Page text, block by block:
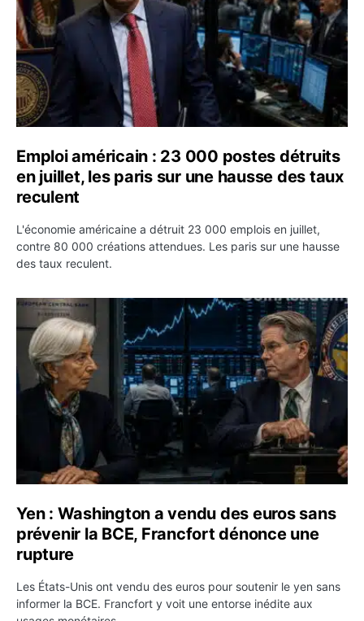
Emploi américain : 23 000 postes détruits
en juillet, les paris sur une hausse des taux
reculent
L'économie américaine a détruit 23 000 emplois en juillet,
contre 80 000 créations attendues. Les paris sur une hausse
des taux reculent.
Yen : Washington a vendu des euros sans prévenir la
Yen : Washington a vendu des euros sans
prévenir la BCE, Francfort dénonce une
rupture
Les États-Unis ont vendu des euros pour soutenir le yen sans
informer la BCE. Francfort y voit une entorse inédite aux